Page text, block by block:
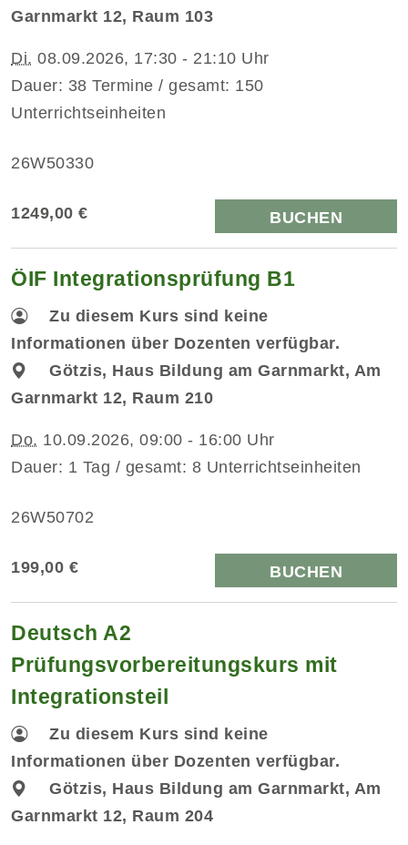
Garnmarkt 12, Raum 103
Di. 08.09.2026, 17:30 - 21:10 Uhr
Dauer: 38 Termine / gesamt: 150
Unterrichtseinheiten
26W50330
1249,00 € BUCHEN
ÖIF Integrationsprüfung B1
Zu diesem Kurs sind keine
Informationen über Dozenten verfügbar.
Götzis, Haus Bildung am Garnmarkt, Am
Garnmarkt 12, Raum 210
Do. 10.09.2026, 09:00 - 16:00 Uhr
Dauer: 1 Tag / gesamt: 8 Unterrichtseinheiten
26W50702
199,00 € BUCHEN
Deutsch A2
Prüfungsvorbereitungskurs mit
Integrationsteil
Zu diesem Kurs sind keine
Informationen über Dozenten verfügbar.
Götzis, Haus Bildung am Garnmarkt, Am
Garnmarkt 12, Raum 204